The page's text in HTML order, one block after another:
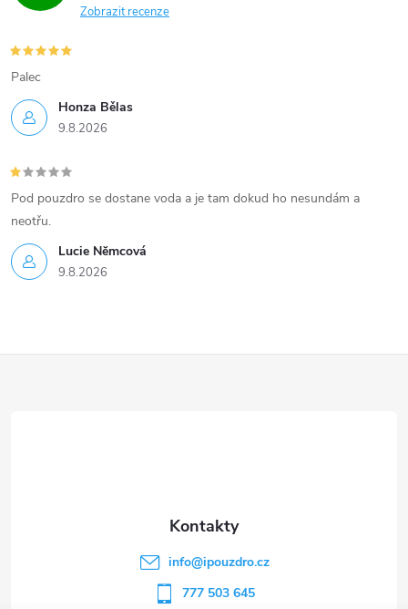
Zobrazit recenze
Honza Bělas
9.8.2026
Palec
Lucie Nĕmcová
9.8.2026
Pod pouzdro se dostane voda a je tam dokud ho nesundám a
neotřu.
info@ipouzdro.cz
777 503 645